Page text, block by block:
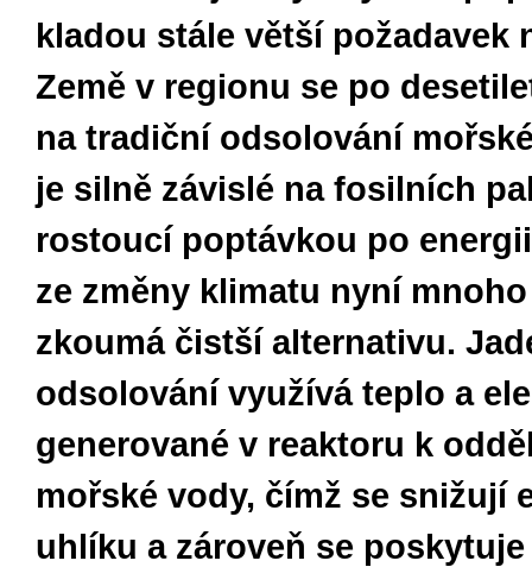
kladou stále větší požadavek
Země v regionu se po
na tradiční odsolování
je silně závislé na fosilních
rostoucí poptávkou po
ze změny klimatu nyní
zkoumá čistší alternativu.
odsolování využívá teplo a
generované v reaktoru k
mořské vody, čímž se snižují
uhlíku a zároveň se